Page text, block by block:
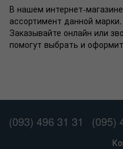
В нашем интернет-
ассортимент данной
Заказывайте онлайн или
помогут выбрать и
(093) 496 31 31 (095)